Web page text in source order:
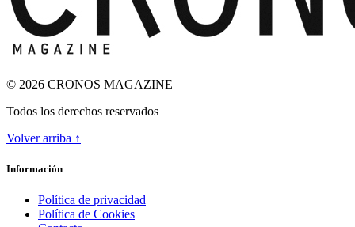
© 2026 CRONOS MAGAZINE
Todos los derechos reservados
Volver arriba ↑
Información
Política de privacidad
Política de Cookies